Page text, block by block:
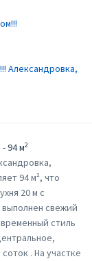
Александровка,
94 м2
94 м², что
20 м с
свежий
стиль
. На участке